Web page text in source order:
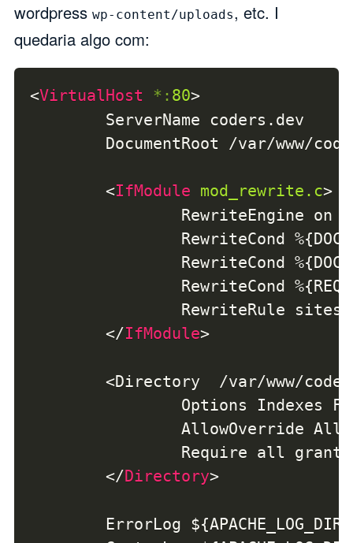
wordpress wp-content/uploads, etc. I
quedaria algo com:
<VirtualHost *: 80>
        ServerName coders.dev
DocumentRoot /var/www/
<IfModule mod_rewrite.c>
                RewriteEngine on
RewriteCond
RewriteCond
RewriteCond
RewriteRule
</IfModule>
<Directory  /var/www/
Options Indexes
                AllowOverride All
Require all
</Directory>
ErrorLog